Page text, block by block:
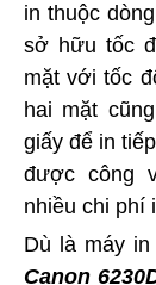
in thuộc
sở hữu tốc
mặt với tốc
hai mặt
giấy để in
được công
nhiều chi phí
Dù là máy
Canon